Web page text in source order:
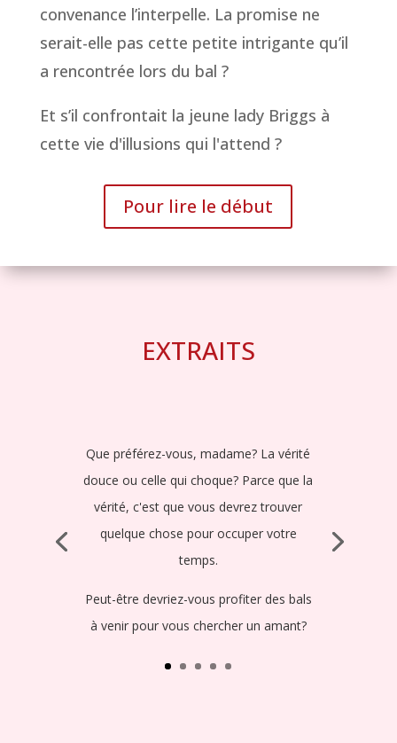
convenance l’interpelle. La promise ne
serait-elle pas cette petite intrigante qu’il
a rencontrée lors du bal ?
Et s’il confrontait la jeune lady Briggs à
cette vie d'illusions qui l'attend ?
Pour lire le début
EXTRAITS
Que préférez-vous, madame? La vérité
douce ou celle qui choque? Parce que la
vérité, c'est que vous devrez trouver
quelque chose pour occuper votre
temps.
Peut-être devriez-vous profiter des bals
à venir pour vous chercher un amant?